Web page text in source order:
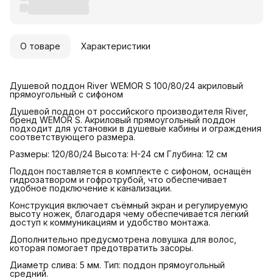
О товаре Характеристики
Душевой поддон River WEMOR S 100/80/24 акриловый
прямоугольный с сифоном
Душевой поддон от российского производителя River,
бренд WEMOR S. Акриловый прямоугольный поддон
подходит для установки в душевые кабины и ограждения
соответствующего размера.
Размеры: 120/80/24 Высота: Н-24 см Глубина: 12 см
Поддон поставляется в комплекте с сифоном, оснащён
гидрозатвором и гофротрубой, что обеспечивает
удобное подключение к канализации.
Конструкция включает съёмный экран и регулируемую
высоту ножек, благодаря чему обеспечивается лёгкий
доступ к коммуникациям и удобство монтажа.
Дополнительно предусмотрена ловушка для волос,
которая помогает предотвратить засоры.
Диаметр слива: 5 мм. Тип: поддон прямоугольный
средний.